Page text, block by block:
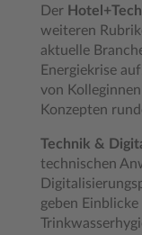
Der
weiteren
aktuelle
Energiekrise
von
Konzepten
Technik &
technischen
geben